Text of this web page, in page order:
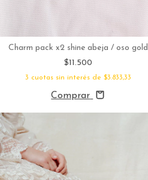
Charm pack x2 shine abeja / oso gold
$11.500
3 cuotas sin interés de $3.833,33
Comprar